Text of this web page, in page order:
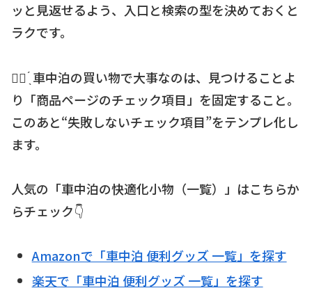
ッと見返せるよう、入口と検索の型を決めておくと
ラクです。
☝🏻 ̖́ 車中泊の買い物で大事なのは、見つけることよ
り「商品ページのチェック項目」を固定すること。
このあと“失敗しないチェック項目”をテンプレ化し
ます。
人気の「車中泊の快適化小物（一覧）」はこちらか
らチェック👇
Amazonで「車中泊 便利グッズ 一覧」を探す
楽天で「車中泊 便利グッズ 一覧」を探す